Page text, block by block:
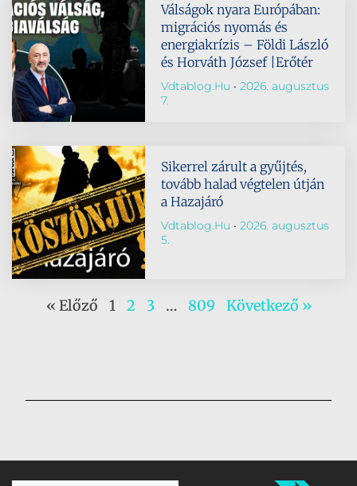
Válságok nyara Európában:
migrációs nyomás és
energiakrízis – Földi László
és Horváth József |Erőtér
Vdtablog.hu
2026. augusztus
7.
Sikerrel zárult a gyűjtés,
tovább halad végtelen útján
a Hazajáró
Vdtablog.hu
2026. augusztus
5.
« Előző 1 2 3 … 809 Következő »